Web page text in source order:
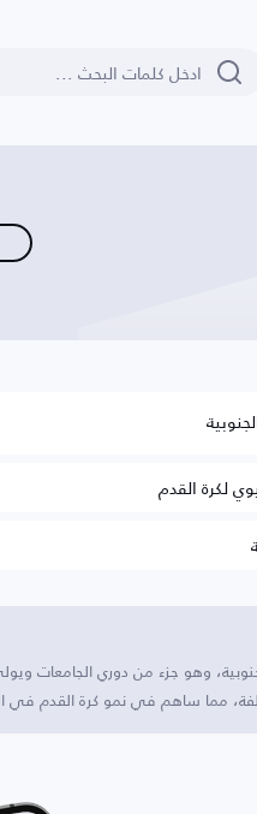
لكرة القدم
وهو جزء من دوري الجامعات
مما ساهم في نمو كرة القدم في